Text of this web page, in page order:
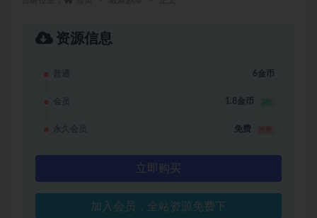
资源信息
普通 6金币
会员 1.8金币 3折
永久会员 免费
立即购买
加入会员，全站资源免费下